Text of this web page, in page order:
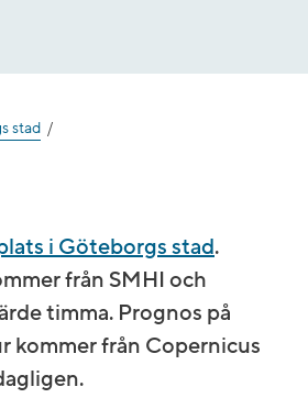
stad
i Göteborgs stad.
från SMHI och
timma. Prognos på
kommer från Copernicus